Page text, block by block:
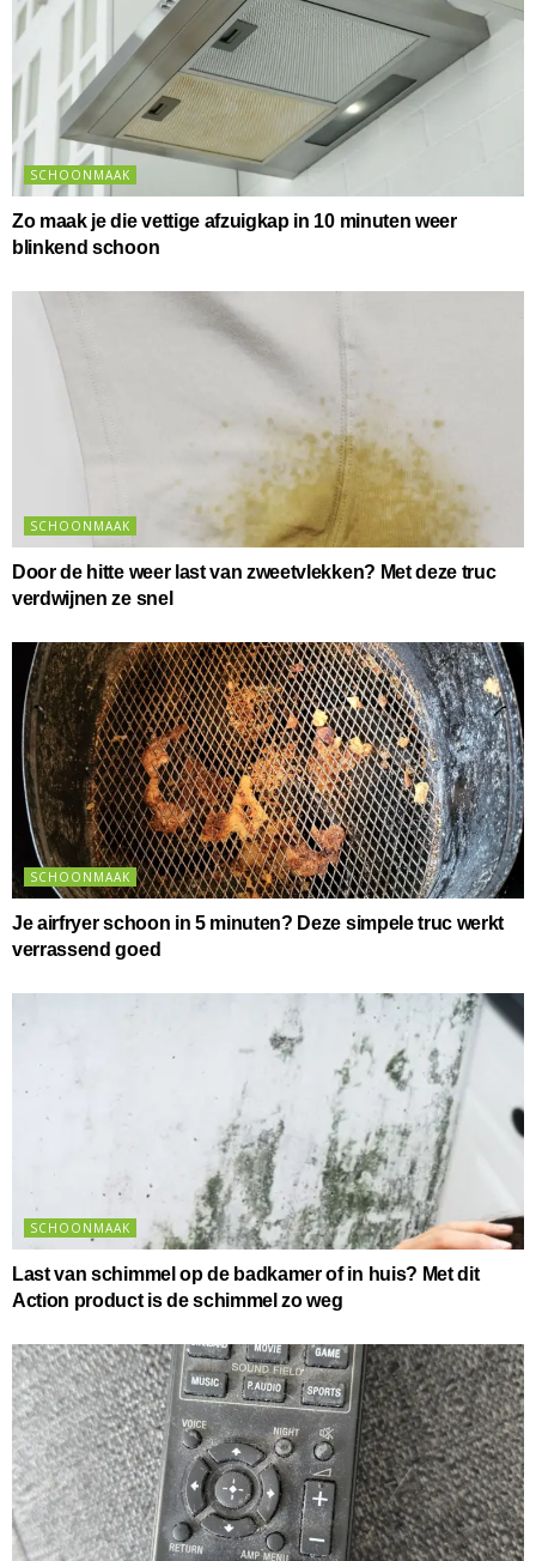
SCHOONMAAK
Zo maak je die vettige afzuigkap in 10 minuten weer
blinkend schoon
SCHOONMAAK
Door de hitte weer last van zweetvlekken? Met deze truc
verdwijnen ze snel
SCHOONMAAK
Je airfryer schoon in 5 minuten? Deze simpele truc werkt
verrassend goed
SCHOONMAAK
Last van schimmel op de badkamer of in huis? Met dit
Action product is de schimmel zo weg